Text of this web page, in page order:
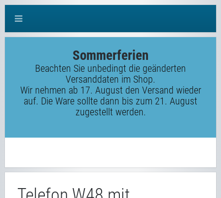
Sommerferien
Beachten Sie unbedingt die geänderten
Versanddaten im Shop.
Wir nehmen ab 17. August den Versand wieder
auf. Die Ware sollte dann bis zum 21. August
zugestellt werden.